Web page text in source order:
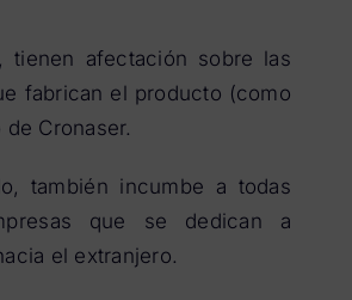
tienen afectación sobre las
fabrican el producto (como
Cronaser.
también incumbe a todas
que se dedican a
el extranjero.